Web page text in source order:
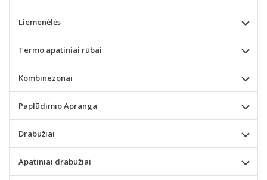
Liemenėlės
Termo apatiniai rūbai
Kombinezonai
Paplūdimio Apranga
Drabužiai
Apatiniai drabužiai